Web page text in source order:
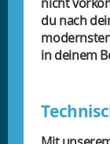
du nach
in deinem